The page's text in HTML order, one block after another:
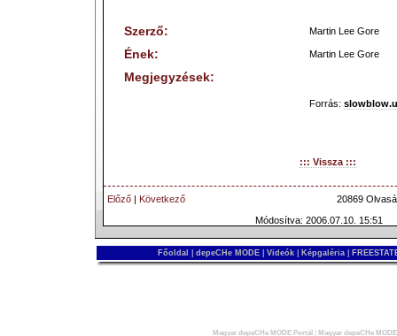
Szerző: Martin Lee Gore
Ének: Martin Lee Gore
Megjegyzések:
Forrás:
::: Vissza :::
Előző | Következő
20869
Módosítva: 2006.07.10. 15:51
Főoldal depeCHe MODE Videók Képgaléria
Magyar depeCHe MODE Portál Magyar depeCHe